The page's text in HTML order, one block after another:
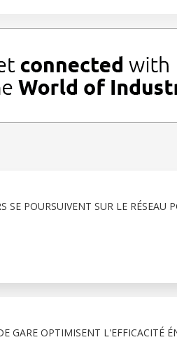
SE POURSUIVENT SUR LE
GARE OPTIMISENT L'EFFICACITÉ